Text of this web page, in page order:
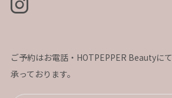
ウルフカット
ハイトーン
抜きっぱなし
ご予約はお電話・HOTPEPPER Beautyにて
承っております。